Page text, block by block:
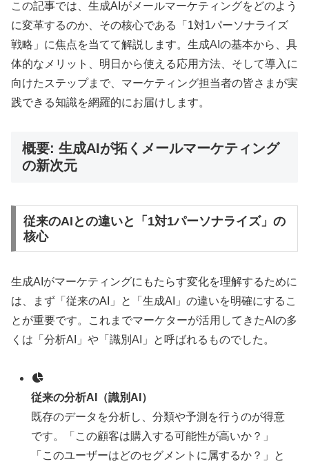
この記事では、生成AIがメールマーケティングをどのよう
に変革するのか、その核心である「1対1パーソナライズ
戦略」に焦点を当てて解説します。生成AIの基本から、具
体的なメリット、明日から使える応用方法、そして導入に
向けたステップまで、マーケティング担当者の皆さまが実
践できる知識を網羅的にお届けします。
概要: 生成AIが拓くメールマーケティング
の新次元
従来のAIとの違いと「1対1パーソナライズ」の
核心
生成AIがマーケティングにもたらす変化を理解するために
は、まず「従来のAI」と「生成AI」の違いを明確にするこ
とが重要です。これまでマーケターが活用してきたAIの多
くは「分析AI」や「識別AI」と呼ばれるものでした。
従来の分析AI（識別AI）
既存のデータを分析し、分類や予測を行うのが得意
です。「この顧客は購入する可能性が高いか？」
「このユーザーはどのセグメントに属するか？」と